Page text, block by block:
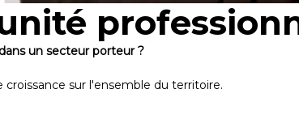
un secteur porteur ?
sur l'ensemble du territoire.